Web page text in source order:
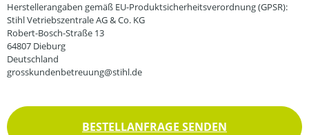
Herstellerangaben gemäß EU-Produktsicherheitsverordnung (GPSR):
Stihl Vetriebszentrale AG & Co. KG
Robert-Bosch-Straße 13
64807 Dieburg
Deutschland
grosskundenbetreuung@stihl.de
BESTELLANFRAGE SENDEN